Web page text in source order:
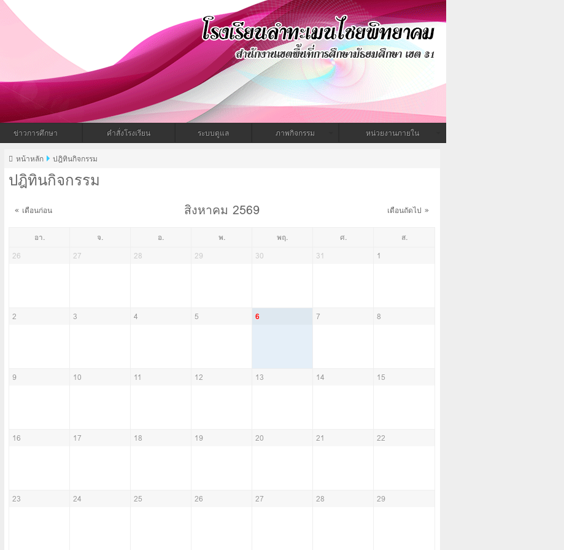
ทะเมนไชยพิทยาคม
ข่าวการศึกษา คำสั่งโรงเรียน ระบบดูแล ภาพกิจกรรม หน่วยงานภายใน
ปฎิทินกิจกรรม
หน้าหลัก ปฎิทินกิจกรรม
เดือนก่อน สิงหาคม 2569 เดือนถัดไป
อา. จ. อ. พ. พฤ. ศ.
ส.
26
27 28 29 30 31 1
2 3 4 5 6 7 8
9 10 11 12 13 14 15
16 17 18 19 20 21 22
23 24 25 26 27 28 29